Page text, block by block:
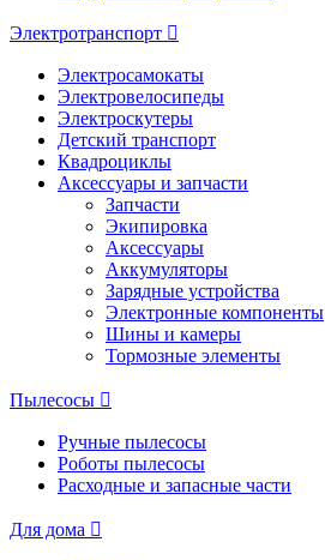
Электротранспорт
Электросамокаты
Электровелосипеды
Электроскутеры
Детский транспорт
Квадроциклы
Аксессуары и запчасти
Запчасти
Экипировка
Аксессуары
Аккумуляторы
Зарядные устройства
Электронные компоненты
Шины и камеры
Тормозные элементы
Пылесосы
Ручные пылесосы
Роботы пылесосы
Расходные и запасные части
Для дома